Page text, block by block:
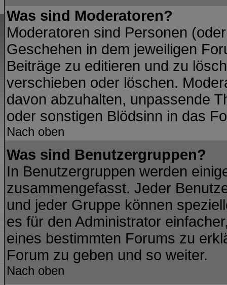
Was sind Moderatoren?
Moderatoren sind Personen
Geschehen in dem jeweiligen
Beiträge zu editieren und zu
verschieben oder löschen.
davon abzuhalten, unpassende
oder sonstigen Blödsinn in das
Nach oben
Was sind Benutzergruppen?
In Benutzergruppen werden
zusammengefasst. Jeder
und jeder Gruppe können
es für den Administrator
eines bestimmten Forums zu
Forum zu geben und so weiter.
Nach oben